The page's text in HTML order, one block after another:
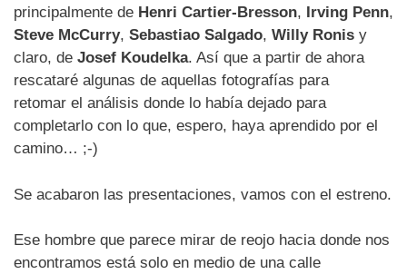
principalmente de Henri Cartier-Bresson, Irving Penn,
Steve McCurry, Sebastiao Salgado, Willy Ronis y
claro, de Josef Koudelka. Así que a partir de ahora
rescataré algunas de aquellas fotografías para
retomar el análisis donde lo había dejado para
completarlo con lo que, espero, haya aprendido por el
camino… ;-)
Se acabaron las presentaciones, vamos con el estreno.
Ese hombre que parece mirar de reojo hacia donde nos
encontramos está solo en medio de una calle